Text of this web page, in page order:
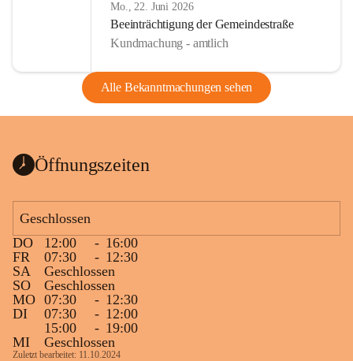
Mo., 22. Juni 2026
Beeinträchtigung der Gemeindestraße
Kundmachung - amtlich
Alle Bekanntmachungen sehen
Öffnungszeiten
Geschlossen
DO
12:00 - 16:00
FR
07:30 - 12:30
SA
Geschlossen
SO
Geschlossen
MO 07:30 - 12:30
DI
07:30 - 12:00
15:00
- 19:00
MI
Geschlossen
Zuletzt bearbeitet: 11.10.2024